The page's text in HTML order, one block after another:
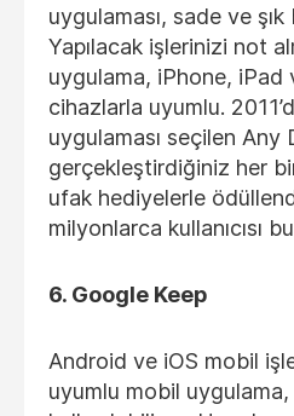
uygulaması, sade ve
Yapılacak işlerinizi not
uygulama, iPhone, iPad
cihazlarla uyumlu.
uygulaması seçilen Any
gerçekleştirdiğiniz her
ufak hediyelerle
milyonlarca kullanıcısı
6. Google Keep
Android ve iOS mobil
uyumlu mobil